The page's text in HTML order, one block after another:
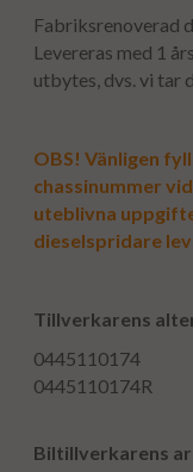
Fabriksrenoverad
Levereras med 1
utbytes, dvs. vi tar
OBS! Vänligen
chassinummer
uteblivna
dieselspridare
Tillverkarens
0445110174
0445110174R
Biltillverkarens